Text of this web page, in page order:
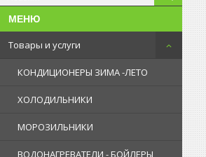
Товары и услуги
КОНДИЦИОНЕРЫ ЗИМА -ЛЕТО
ХОЛОДИЛЬНИКИ
МОРОЗИЛЬНИКИ
ВОДОНАГРЕВАТЕЛИ - БОЙЛЕРЫ